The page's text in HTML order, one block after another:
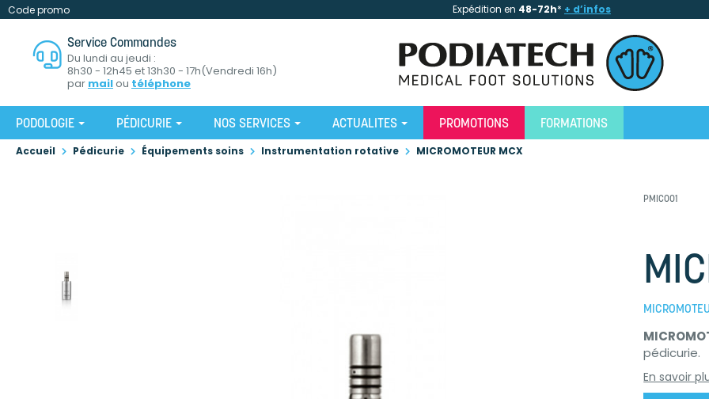
Code promo Expédition en 48-72h* + d’infos
Service Commandes
Du lundi au jeudi :
8h30 - 12h45 et 13h30 - 17h(Vendredi 16h)
par mailou téléphone
PODOLOGIE PÉDICURIE NOS SERVICES ACTUALITES PROMOTIONS FORMATIONS
Accueil Pédicurie Équipements soins Instrumentation rotative MICROMOTEUR MCX
PMIC001
pédicurie.
En savoir